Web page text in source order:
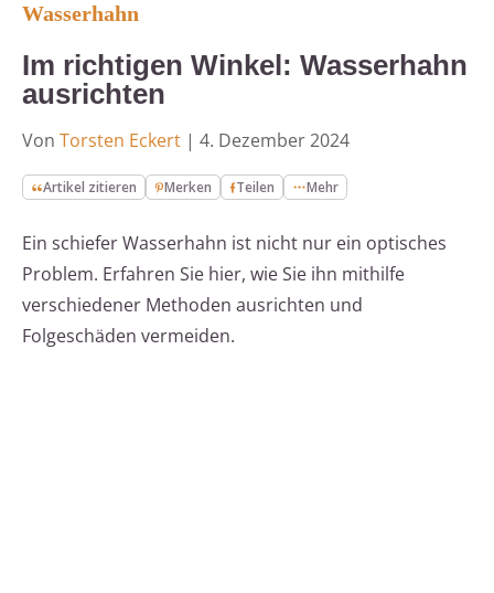
Wasserhahn
Im richtigen Winkel: Wasserhahn
ausrichten
Von Torsten Eckert | 4. Dezember 2024
Artikel zitieren Merken Teilen Mehr
Ein schiefer Wasserhahn ist nicht nur ein optisches
Problem. Erfahren Sie hier, wie Sie ihn mithilfe
verschiedener Methoden ausrichten und
Folgeschäden vermeiden.